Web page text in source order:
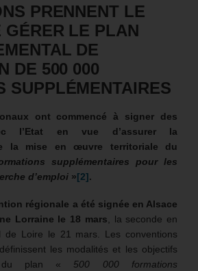
PRENNENT LE
GÉRER LE PLAN
DE
DE 500 000
SUPPLÉMENTAIRES
ont commencé à signer des
l’Etat en vue d’assurer la
la mise en œuvre territoriale du
supplémentaires pour les
d’emploi »[2].
régionale a été signée en Alsace
Lorraine le 18 mars , la seconde en
de Loire le 21 mars. Les conventions
les modalités et les objectifs
du plan « 500 000 formations